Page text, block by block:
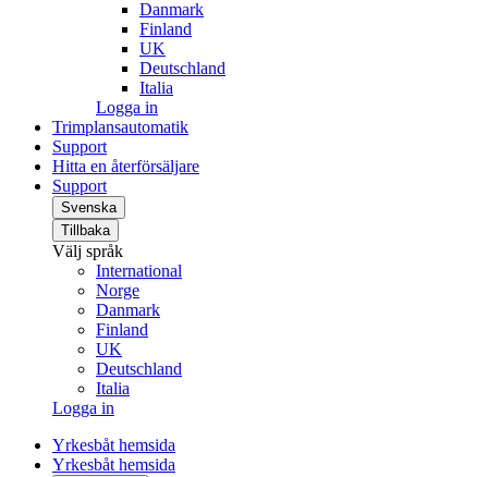
Danmark
Finland
UK
Deutschland
Italia
Logga in
Trimplansautomatik
Support
Hitta en återförsäljare
Support
Svenska
Tillbaka
Välj språk
International
Norge
Danmark
Finland
UK
Deutschland
Italia
Logga in
Yrkesbåt hemsida
Yrkesbåt hemsida